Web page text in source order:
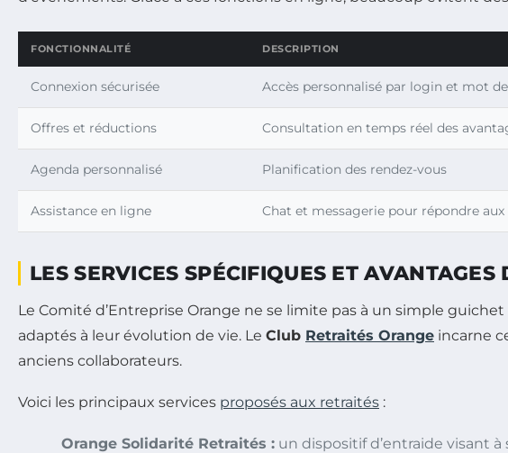
FONCTIONNALITÉ DESCRIPTION
Connexion sécurisée Accès personnalisé par login et mot
Offres et réductions Consultation en temps réel des
Agenda personnalisé Planification des rendez-vous
Assistance en ligne Chat et messagerie pour répondre
LES SERVICES SPÉCIFIQUES ET
Le Comité d’Entreprise Orange ne se limite pas à un simple
adaptés à leur évolution de vie. Le Club Retraités Orange incarne
anciens collaborateurs.
Voici les principaux services proposés aux retraités :
Orange Solidarité Retraités : un dispositif d’entraide visant